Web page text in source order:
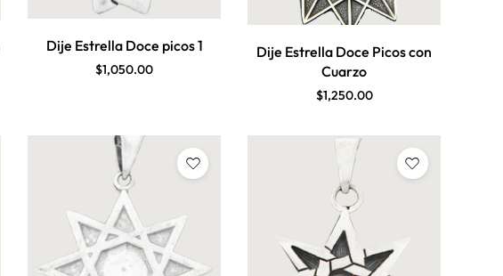
Dije Estrella Doce picos 1
$1,050.00
Dije Estrella Doce Picos con
Cuarzo
$1,250.00